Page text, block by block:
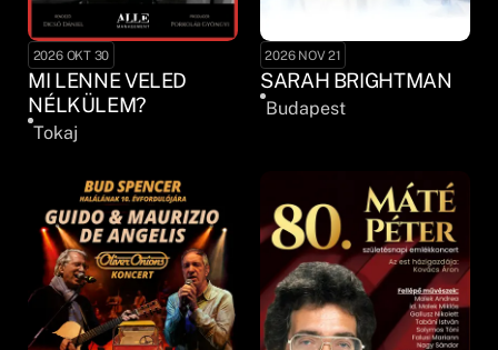
2026 OKT 30
MI LENNE VELED
NÉLKÜLEM?
Tokaj
2026 NOV 21
SARAH BRIGHTMAN
Budapest